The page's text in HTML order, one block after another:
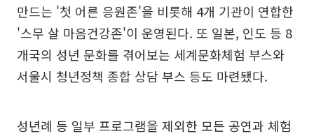
만드는 '첫 어른 응원존'을 비롯해 4개 기관이 연합한
'스무 살 마음건강존'이 운영된다. 또 일본, 인도 등 8
개국의 성년 문화를 겪어보는 세계문화체험 부스와
서울시 청년정책 종합 상담 부스 등도 마련됐다.
성년례 등 일부 프로그램을 제외한 모든 공연과 체험